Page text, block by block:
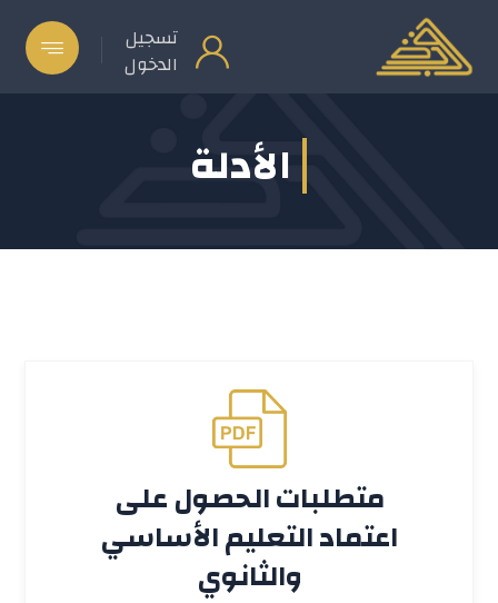
تسجيل
الدخول
الأدلة
متطلبات الحصول على
اعتماد التعليم الأساسي
والثانوي